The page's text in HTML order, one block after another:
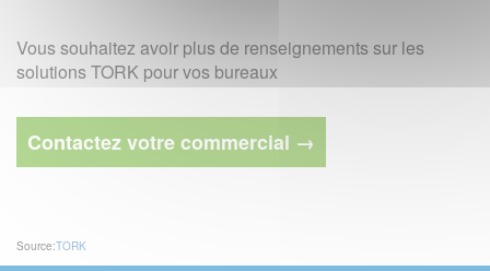
Vous souhaitez avoir plus de renseignements sur les
solutions TORK pour vos bureaux
Contactez votre commercial →
Source:TORK